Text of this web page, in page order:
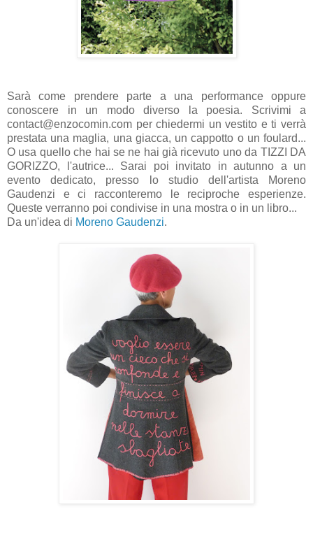
Sarà come prendere parte a una performance oppure
conoscere in un modo diverso la poesia. Scrivimi a
contact@enzocomin.com per chiedermi un vestito e ti verrà
prestata una maglia, una giacca, un cappotto o un foulard...
O usa quello che hai se ne hai già ricevuto uno da TIZZI DA
GORIZZO, l'autrice... Sarai poi invitato in autunno a un
evento dedicato, presso lo studio dell'artista Moreno
Gaudenzi e ci racconteremo le reciproche esperienze.
Queste verranno poi condivise in una mostra o in un libro...
Da un'idea di Moreno Gaudenzi.